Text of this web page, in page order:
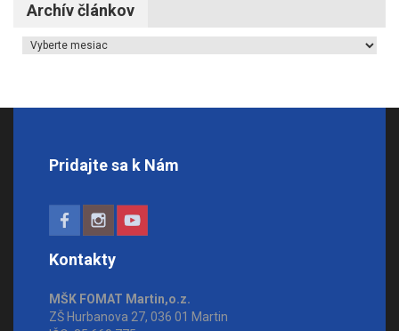
Archív článkov
Archív článkov
Pridajte sa k Nám
Kontakty
MŠK FOMAT Martin,o.z.
ZŠ Hurbanova 27, 036 01 Martin